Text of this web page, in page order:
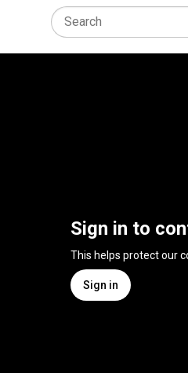
Sign in to
This helps protect our
Sign in